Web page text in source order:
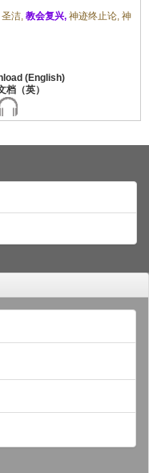
圣洁, 教会复兴, 神迹终止论, 神